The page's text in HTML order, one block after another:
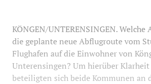
KÖNGEN/UNTERENSINGEN.
die geplante neue Abflugroute vom
Flughafen auf die Einwohner von
Unterensingen? Um hierüber
beteiligten sich beide Kommunen an